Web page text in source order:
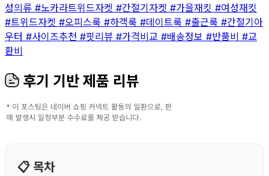
성의류 #노카라트위드자켓 #간절기자켓 #가을재킷 #여성재킷
#트위드자켓 #오피스룩 #하객룩 #데이트룩 #출근룩 #간절기아
우터 #사이즈추천 #핏리뷰 #가격비교 #배송정보 #반품비 #교
환비
후기 기반 제품 리뷰
📋 목차